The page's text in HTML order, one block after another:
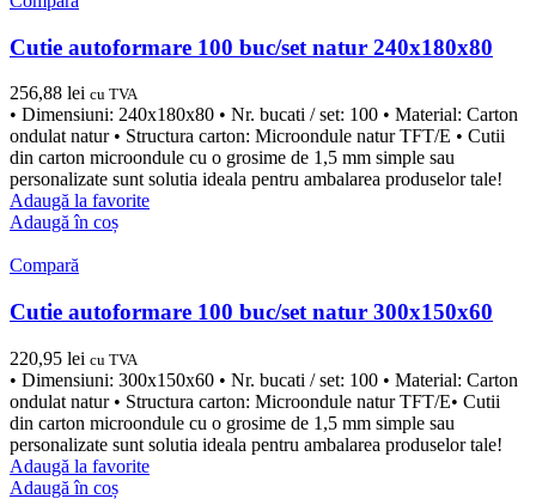
Cutie autoformare 100 buc/set natur 240x180x80
256,88 lei cu TVA
• Dimensiuni: 240x180x80 • Nr. bucati / set: 100 • Material: Carton
ondulat natur • Structura carton: Microondule natur TFT/E • Cutii
din carton microondule cu o grosime de 1,5 mm simple sau
personalizate sunt solutia ideala pentru ambalarea produselor tale!
Adaugă la favorite
Adaugă în coș
Compară
Cutie autoformare 100 buc/set natur 300x150x60
220,95 lei cu TVA
• Dimensiuni: 300x150x60 • Nr. bucati / set: 100 • Material: Carton
ondulat natur • Structura carton: Microondule natur TFT/E• Cutii
din carton microondule cu o grosime de 1,5 mm simple sau
personalizate sunt solutia ideala pentru ambalarea produselor tale!
Adaugă la favorite
Adaugă în coș